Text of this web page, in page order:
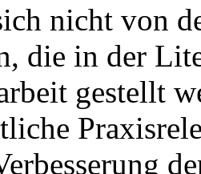
nicht von
die in der
gestellt